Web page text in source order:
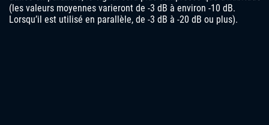
(les valeurs moyennes varieront de -3 dB à environ -10 dB.
Lorsqu’il est utilisé en parallèle, de -3 dB à -20 dB ou plus).